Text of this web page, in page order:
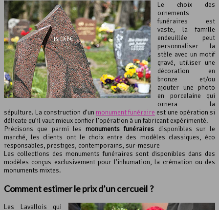
Le choix des
ornements
funéraires est
vaste, la famille
endeuillée peut
personnaliser la
stèle avec un motif
gravé, utiliser une
décoration en
bronze et/ou
ajouter une photo
en porcelaine qui
ornera la
sépulture. La construction d’un monument funéraire est une opération si
délicate qu’il vaut mieux confier l’opération à un fabricant expérimenté.
Précisons que parmi les monuments funéraires disponibles sur le
marché, les clients ont le choix entre des modèles classiques, éco
responsables, prestiges, contemporains, sur-mesure
Les collections des monuments funéraires sont disponibles dans des
modèles conçus exclusivement pour l’inhumation, la crémation ou des
monuments mixtes.
Comment estimer le prix d’un cercueil ?
Les Lavallois qui